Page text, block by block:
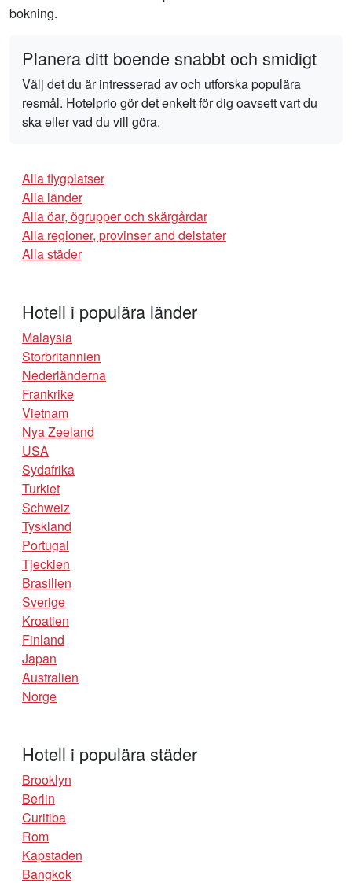
bokning.
Planera ditt boende snabbt och smidigt
Välj det du är intresserad av och utforska populära
resmål. Hotelprio gör det enkelt för dig oavsett vart du
ska eller vad du vill göra.
Alla flygplatser
Alla länder
Alla öar, ögrupper och skärgårdar
Alla regioner, provinser and delstater
Alla städer
Hotell i populära länder
Malaysia
Storbritannien
Nederländerna
Frankrike
Vietnam
Nya Zeeland
USA
Sydafrika
Turkiet
Schweiz
Tyskland
Portugal
Tjeckien
Brasilien
Sverige
Kroatien
Finland
Japan
Australien
Norge
Hotell i populära städer
Brooklyn
Berlin
Curitiba
Rom
Kapstaden
Bangkok